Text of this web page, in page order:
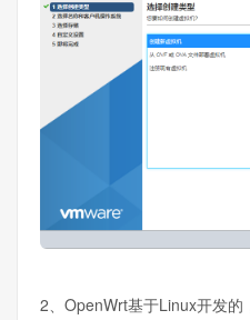
2、OpenWrt基于Linux开发